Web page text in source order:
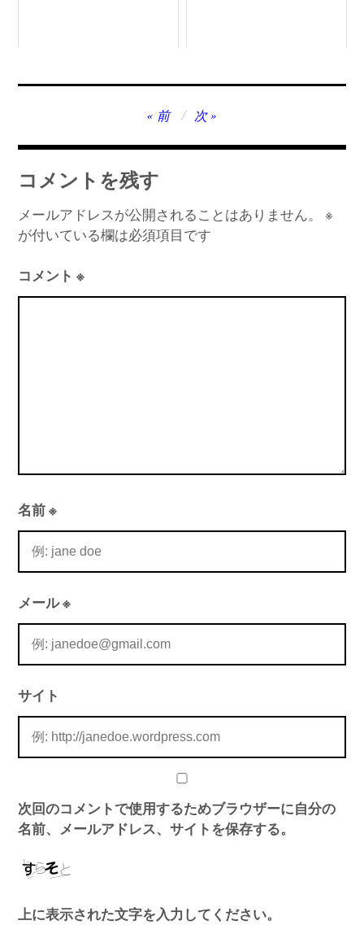
稿
ビ
ゲ
ー
シ
ョ
前 次
コメントを残す
メールアドレスが公開されることはありません。
※
が付いている欄は必須項目です
コメント※
名前※
メール※
サイト
次回のコメントで使用するためブラウザーに自分の
名前、メールアドレス、サイトを保存する。
上に表示された文字を入力してください。